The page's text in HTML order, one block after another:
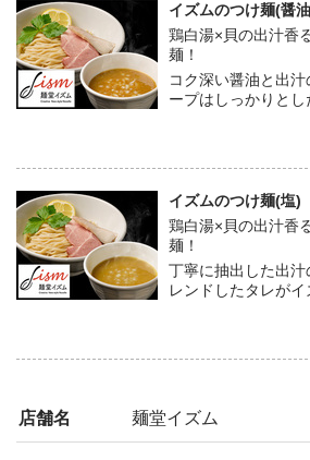
イズムのつけ麺(醤
鶏白湯×貝の出汁香
麺！
コク深い醤油と出
ープはしっかりと
み合う老若男女に
イズムのつけ麺(塩)
鶏白湯×貝の出汁香
麺！
丁寧に抽出した出
レンドしたタレがイ
る、老若男女に愛
店舗名 麺堂イズム